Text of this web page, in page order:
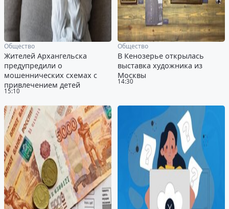
15:10
Общество
Жителей Архангельска
предупредили о
мошеннических схемах с
привлечением детей
14:30
Общество
В Кенозерье открылась
выставка художника из
Москвы